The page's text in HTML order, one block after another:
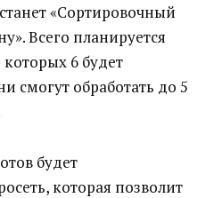
«Сортировочный
Всего планируется
которых 6 будет
смогут обработать до 5
будет
которая позволит